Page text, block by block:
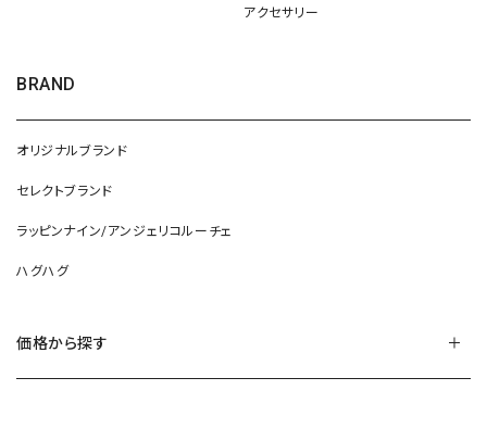
アクセサリー
BRAND
オリジナルブランド
セレクトブランド
ラッピンナイン/アンジェリコルーチェ
ハグハグ
価格から探す